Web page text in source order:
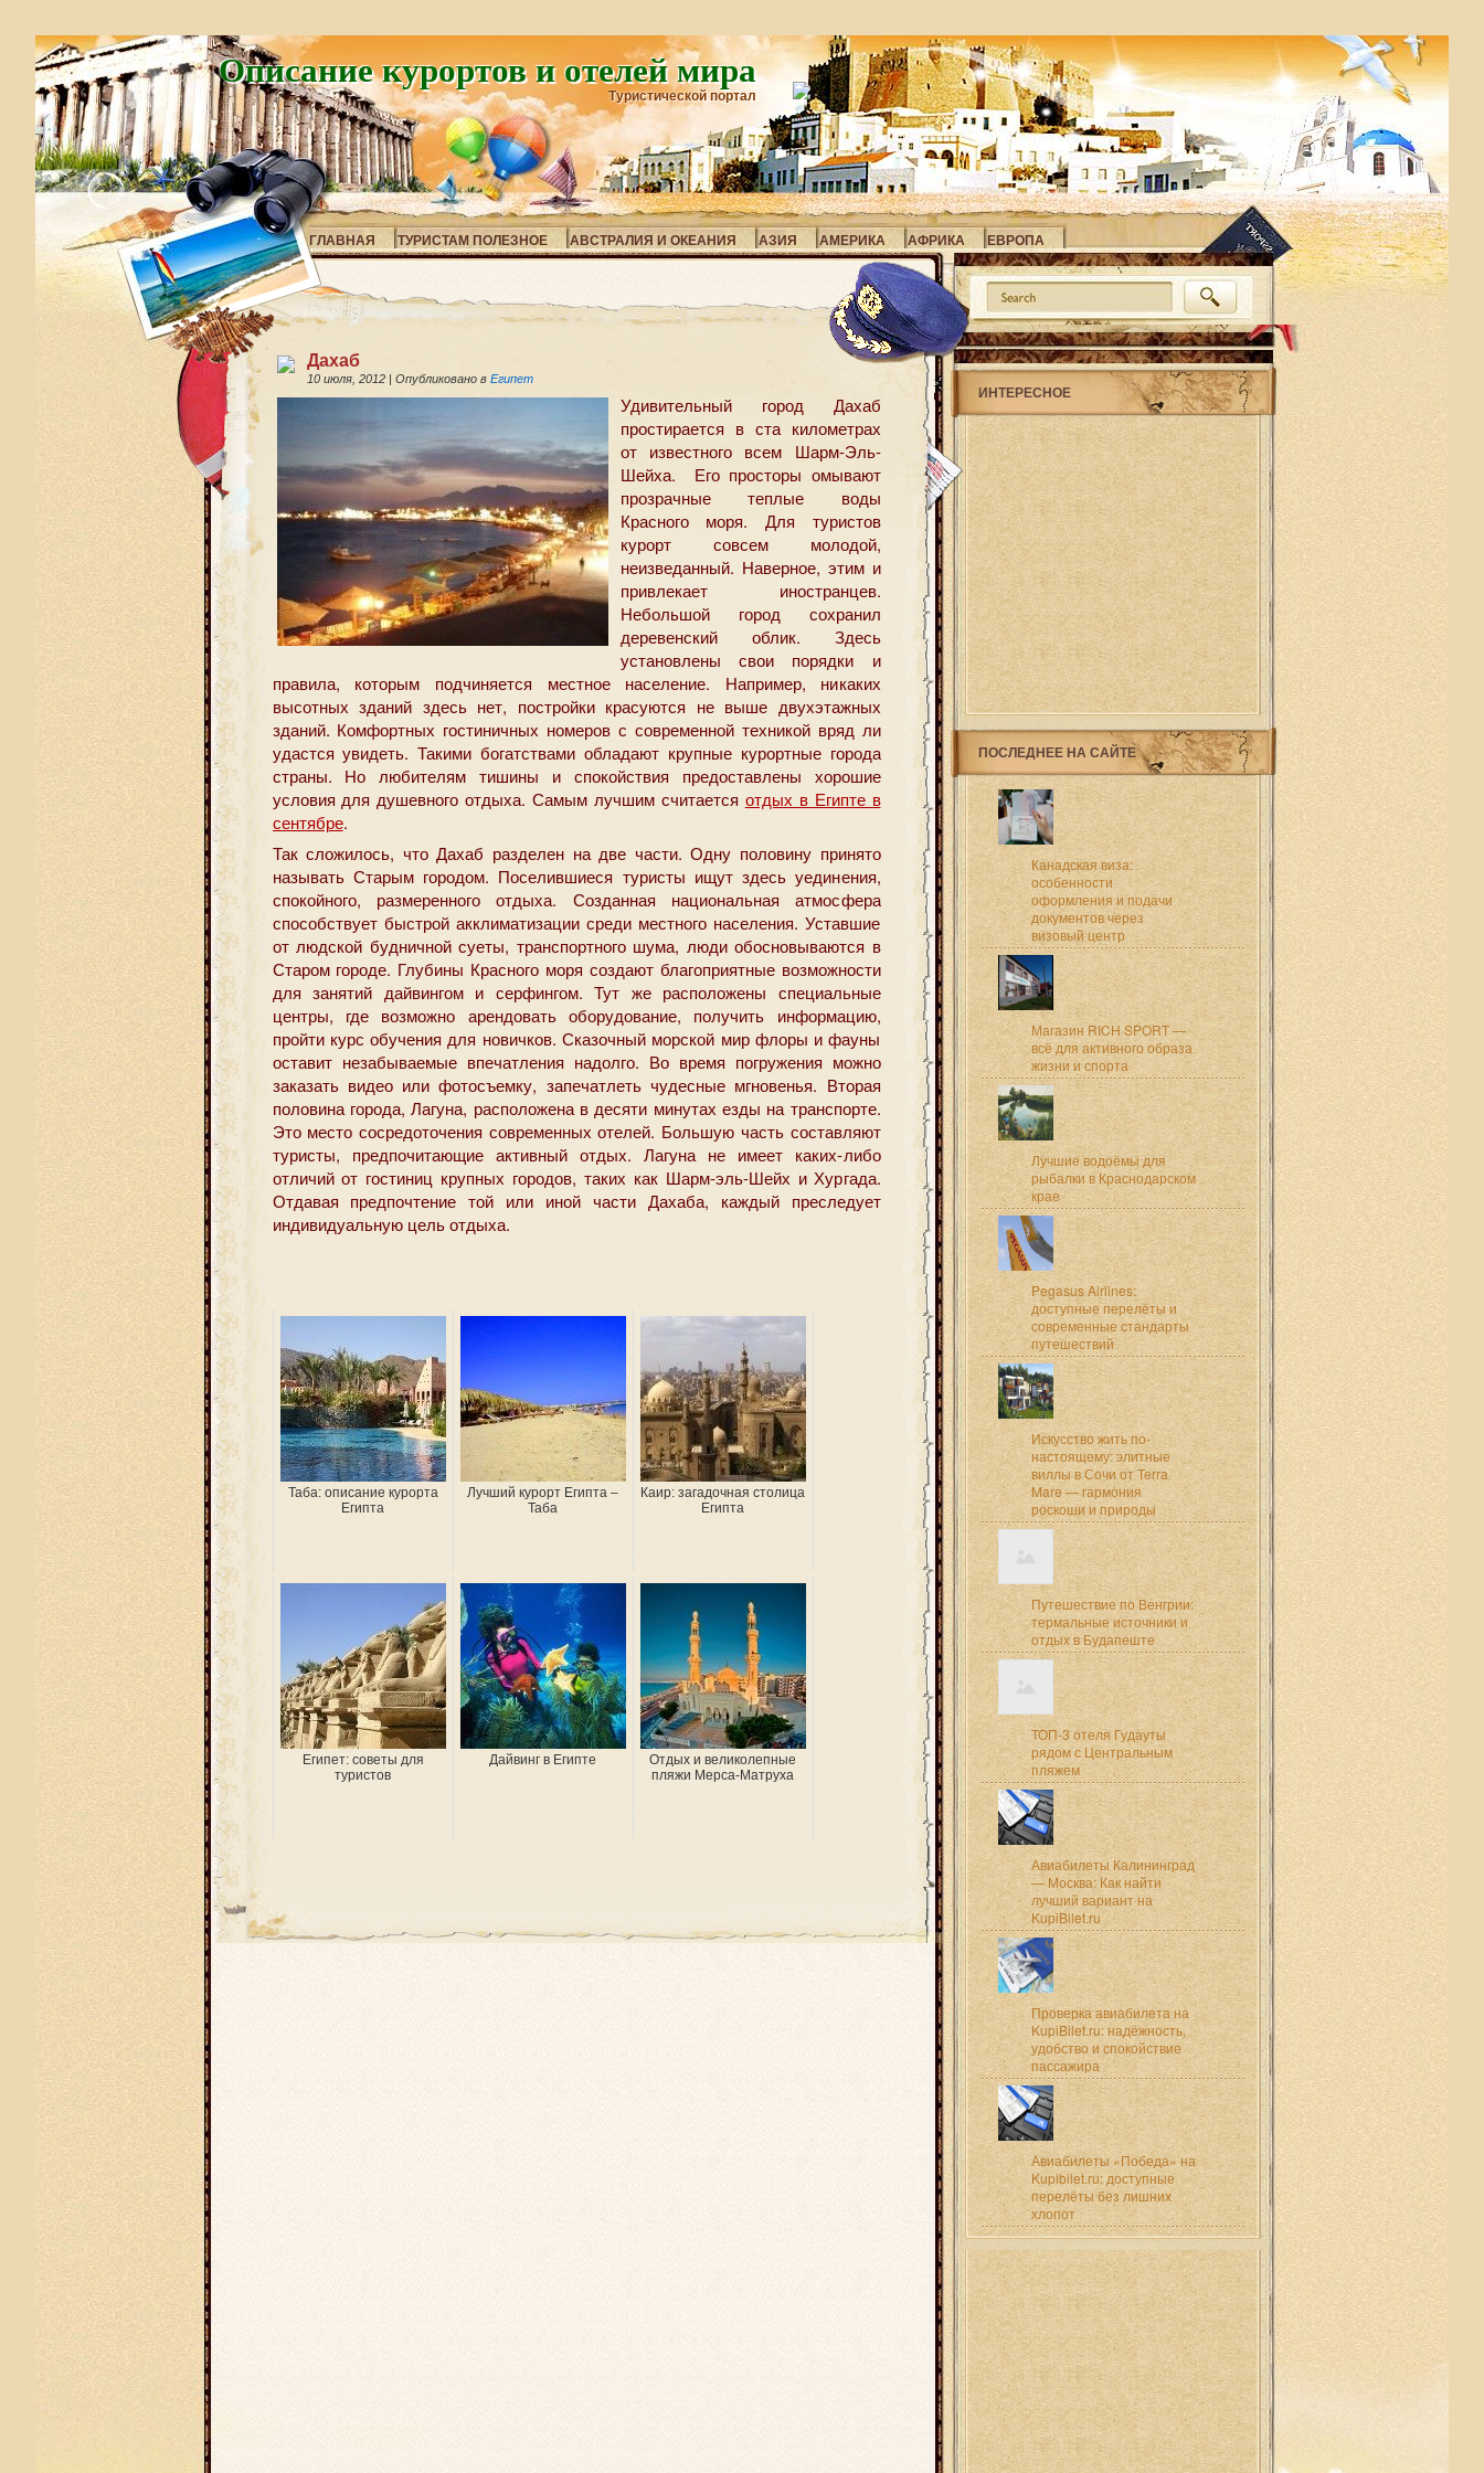
Описание курортов и отелей мира
Туристической портал
ГЛАВНАЯ ТУРИСТАМ ПОЛЕЗНОЕ АВСТРАЛИЯ И ОКЕАНИЯ АЗИЯ АМЕРИКА АФРИКА ЕВРОПА
Дахаб
10 июля, 2012 | Опубликовано в Египет
Удивительный город Дахаб
простирается в ста километрах
от известного всем Шарм-Эль-
Шейха. Его просторы омывают
прозрачные теплые воды
Красного моря. Для туристов
курорт совсем молодой,
неизведанный. Наверное, этим и
привлекает иностранцев.
Небольшой город сохранил
деревенский облик. Здесь
установлены свои порядки и
правила, которым подчиняется местное население. Например, никаких
высотных зданий здесь нет, постройки красуются не выше двухэтажных
зданий. Комфортных гостиничных номеров с современной техникой вряд ли
удастся увидеть. Такими богатствами обладают крупные курортные города
страны. Но любителям тишины и спокойствия предоставлены хорошие
условия для душевного отдыха. Самым лучшим считается отдых в Египте в
сентябре.
Так сложилось, что Дахаб разделен на две части. Одну половину принято
называть Старым городом. Поселившиеся туристы ищут здесь уединения,
спокойного, размеренного отдыха. Созданная национальная атмосфера
способствует быстрой акклиматизации среди местного населения. Уставшие
от людской будничной суеты, транспортного шума, люди обосновываются в
Старом городе. Глубины Красного моря создают благоприятные возможности
для занятий дайвингом и серфингом. Тут же расположены специальные
центры, где возможно арендовать оборудование, получить информацию,
пройти курс обучения для новичков. Сказочный морской мир флоры и фауны
оставит незабываемые впечатления надолго. Во время погружения можно
заказать видео или фотосъемку, запечатлеть чудесные мгновенья. Вторая
половина города, Лагуна, расположена в десяти минутах езды на транспорте.
Это место сосредоточения современных отелей. Большую часть составляют
туристы, предпочитающие активный отдых. Лагуна не имеет каких-либо
отличий от гостиниц крупных городов, таких как Шарм-эль-Шейх и Хургада.
Отдавая предпочтение той или иной части Дахаба, каждый преследует
индивидуальную цель отдыха.
Таба: описание курорта
Египта
Лучший курорт Египта –
Таба
Каир: загадочная столица
Египта
Египет: советы для
туристов
Дайвинг в Египте
Отдых и великолепные
пляжи Мерса-Матруха
ИНТЕРЕСНОЕ
ПОСЛЕДНЕЕ НА САЙТЕ
Канадская виза:
особенности
оформления и подачи
документов через
визовый центр
Магазин RICH SPORT —
всё для активного образа
жизни и спорта
Лучшие водоёмы для
рыбалки в Краснодарском
крае
Pegasus Airlines:
доступные перелёты и
современные стандарты
путешествий
Искусство жить по-
настоящему: элитные
виллы в Сочи от Terra
Mare — гармония
роскоши и природы
Путешествие по Венгрии:
термальные источники и
отдых в Будапеште
ТОП-3 отеля Гудауты
рядом с Центральным
пляжем
Авиабилеты Калининград
— Москва: Как найти
лучший вариант на
KupiBilet.ru
Проверка авиабилета на
KupiBilet.ru: надёжность,
удобство и спокойствие
пассажира
Авиабилеты «Победа» на
Kupibilet.ru: доступные
перелёты без лишних
хлопот